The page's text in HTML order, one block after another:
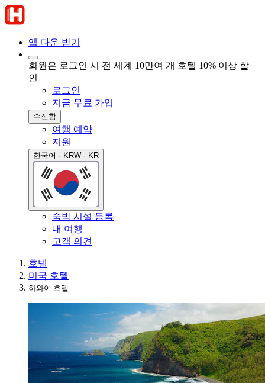
앱 다운 받기
회원은 로그인 시 전 세계 10만여 개 호텔 10% 이상 할
인
로그인
지금 무료 가입
수신함
여행 예약
지원
한국어 · KRW · KR
숙박 시설 등록
내 여행
고객 의견
호텔
미국 호텔
하와이 호텔